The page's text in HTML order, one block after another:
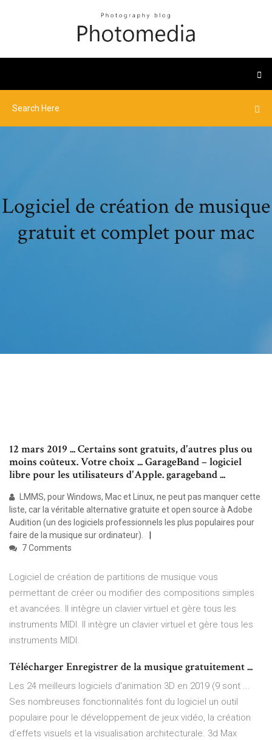
Logiciel de création de musique
gratuit et complet pour mac
12 mars 2019 ... Certains sont gratuits, d'autres plus ou
moins coûteux. Votre choix ... GarageBand – logiciel
libre pour les utilisateurs d'Apple. garageband ...
LMMS, pour Windows, Mac et Linux, ne peut pas manquer cette
liste, car la véritable alternative gratuite et open source à Adobe
Audition (un des logiciels professionnels les plus populaires pour
faire de la musique sur ordinateur).
7 Comments
Logiciel de création de partitions de musique vous
permettant de créer ou modifier des compositions simples
et avancées. Il intègre un clavier virtuel et gère tous les
instruments MIDI. Il intègre un clavier virtuel et gère tous les
instruments MIDI.
Télécharger Enregistrer de la musique gratuitement ...
Les 24 meilleurs logiciels d’animation 3D en 2019 (9 sont ...
Ses nombreuses fonctionnalités font du logiciel un outil
populaire pour le développement de jeux vidéo, la création
d’effets visuels et la visualisation architecturale. 3d Max